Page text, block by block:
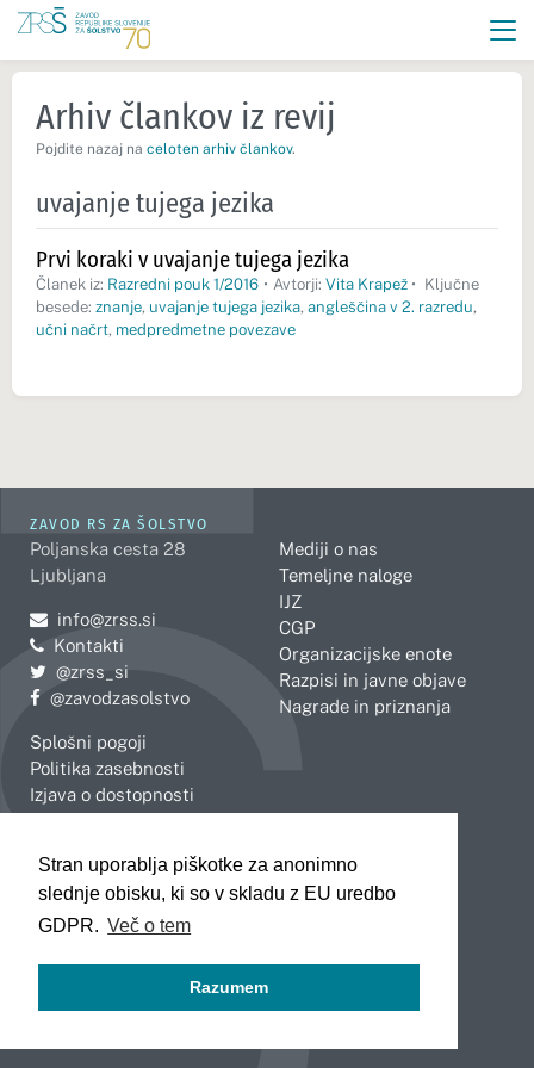
Stran uporablja piškotke za anonimno
slednje obisku, ki so v skladu z EU uredbo
GDPR. Več o tem
Razumem
Arhiv člankov iz revij
Pojdite nazaj na celoten arhiv člankov.
uvajanje tujega jezika
Prvi koraki v uvajanje tujega jezika
Članek iz: Razredni pouk 1/2016 • Avtorji: Vita Krapež • Ključne
besede: znanje, uvajanje tujega jezika, angleščina v 2. razredu,
učni načrt, medpredmetne povezave
ZAVOD RS ZA ŠOLSTVO
Poljanska cesta 28
Ljubljana
Pošljite e-mail na
info@zrss.si
Kontakti
Pojdite na Twitter:
@zrss_si
Pojdite na Facebook:
@zavodzasolstvo
Splošni pogoji
Politika zasebnosti
Izjava o dostopnosti
Mediji o nas
Temeljne naloge
IJZ
CGP
Organizacijske enote
Razpisi in javne objave
Nagrade in priznanja
Celje
Koper
Kranj
Novo mesto
Slovenj Gradec